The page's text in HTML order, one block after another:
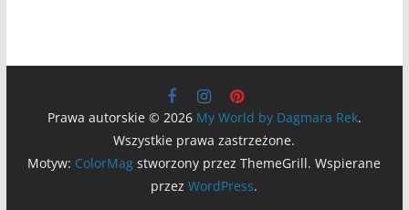
Prawa autorskie © 2026 My World by Dagmara Rek.
Wszystkie prawa zastrzeżone.
Motyw: ColorMag stworzony przez ThemeGrill. Wspierane
przezWordPress.